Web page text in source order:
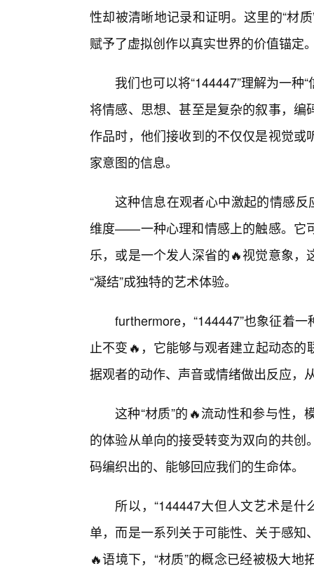
性却被清晰地记录和证明。这里的“材
赋予了虚拟创作以真实世界的价值锚定
我们也可以将“144447”理解为一种
将情感、思想、甚至是复杂的叙事，
作品时，他们接收到的不仅仅是视觉
家意图的信息。
这种信息在观者心中激起的情感反
维度——一种心理和情感上的触感。它
乐，或是一个发人深省的🔥视觉意象
“凝结”成独特的艺术体验。
furthermore，“144447”也象征着一
止不变🔥，它能够与观者建立起动态的
据观者的动作、声音或情绪做出反应，
这种“材质”的🔥流动性和参与性
的体验从单向的接受转变为双向的共
码编织出的、能够回应我们的生命体。
所以，“144447大但人文艺术是
单，而是一系列关于可能性、关于感
🔥语境下，“材质”的概念已经被极大